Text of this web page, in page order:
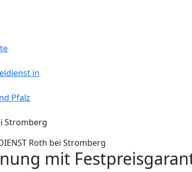
in
Pfalz
Stromberg
Roth bei Stromberg
mit